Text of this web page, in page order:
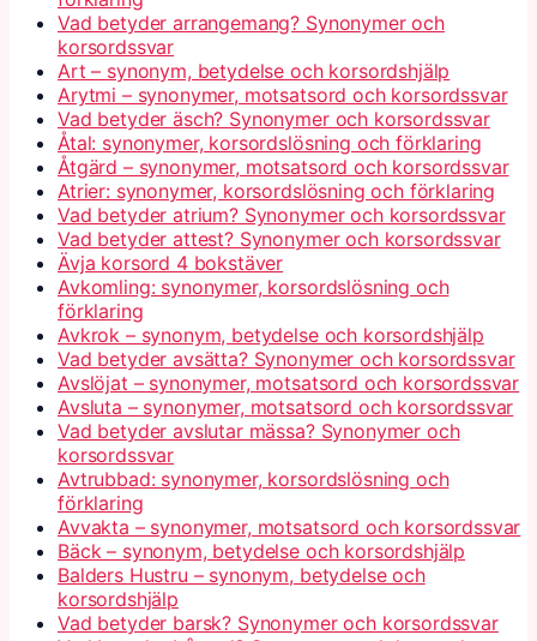
Vad betyder arrangemang? Synonymer och
korsordssvar
Art – synonym, betydelse och korsordshjälp
Arytmi – synonymer, motsatsord och korsordssvar
Vad betyder äsch? Synonymer och korsordssvar
Åtal: synonymer, korsordslösning och förklaring
Åtgärd – synonymer, motsatsord och korsordssvar
Atrier: synonymer, korsordslösning och förklaring
Vad betyder atrium? Synonymer och korsordssvar
Vad betyder attest? Synonymer och korsordssvar
Ävja korsord 4 bokstäver
Avkomling: synonymer, korsordslösning och
förklaring
Avkrok – synonym, betydelse och korsordshjälp
Vad betyder avsätta? Synonymer och korsordssvar
Avslöjat – synonymer, motsatsord och korsordssvar
Avsluta – synonymer, motsatsord och korsordssvar
Vad betyder avslutar mässa? Synonymer och
korsordssvar
Avtrubbad: synonymer, korsordslösning och
förklaring
Avvakta – synonymer, motsatsord och korsordssvar
Bäck – synonym, betydelse och korsordshjälp
Balders Hustru – synonym, betydelse och
korsordshjälp
Vad betyder barsk? Synonymer och korsordssvar